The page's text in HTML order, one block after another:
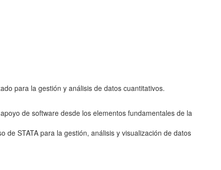
para la gestión y análisis de datos cuantitativos.
de software desde los elementos fundamentales de la
de STATA para la gestión, análisis y visualización de datos